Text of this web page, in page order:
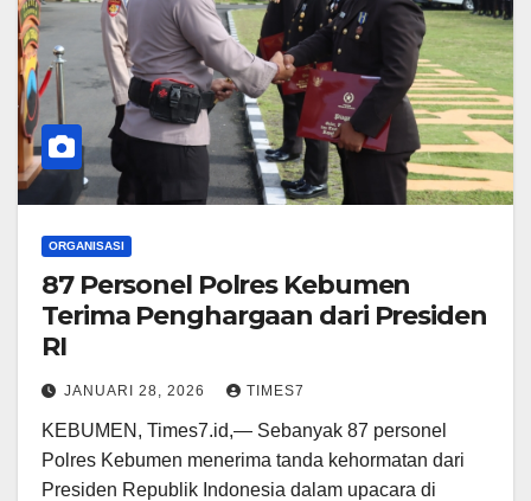
ORGANISASI
87 Personel Polres Kebumen
Terima Penghargaan dari Presiden
RI
JANUARI 28, 2026 TIMES7
KEBUMEN, Times7.id,— Sebanyak 87 personel
Polres Kebumen menerima tanda kehormatan dari
Presiden Republik Indonesia dalam upacara di